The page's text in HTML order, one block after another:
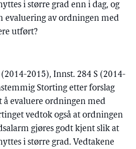
i større grad enn i dag, og
evaluering av ordningen med
utført?
2015), Innst. 284 S (2014-
Storting etter forslag
evaluere ordningen med
vedtok også at ordningen
gjøres godt kjent slik at
i større grad. Vedtakene